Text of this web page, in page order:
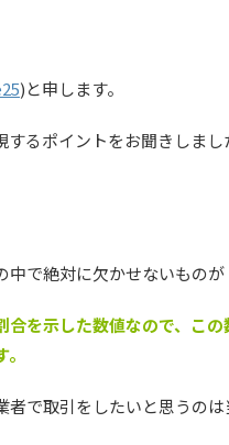
)と申します。
るポイントをお聞きしま
中で絶対に欠かせないものが
を示した数値なので、こ
で取引をしたいと思うのは